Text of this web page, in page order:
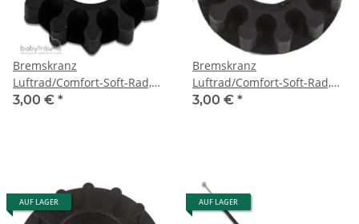
Bremskranz
Luftrad/Comfort-Soft-Rad,
Varius/Lux
3,00 € *
Bremskranz
Luftrad/Comfort-Soft-Rad,
Vita
3,00 € *
AUF LAGER AUF LAGER